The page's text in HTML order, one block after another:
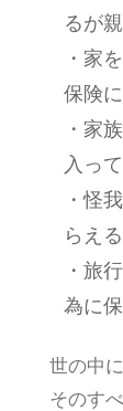
るが
・家
保険
・家
入っ
・怪
らえ
・旅
為に
世の中
そのす